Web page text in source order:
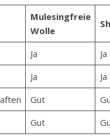
Mulesingfreie
Wolle
Ja Ja
Ja Ja
Gut
Gut